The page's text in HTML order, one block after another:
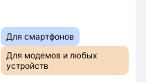
Для смартфонов
Для модемов и любых
устройств